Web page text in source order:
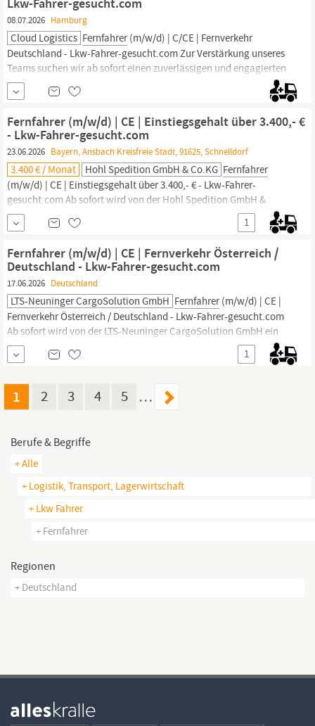
08.07.2026 Hamburg
Cloud Logistics Fernfahrer(m/w/d) | C/CE | Fernverkehr
Deutschland - Lkw-Fahrer-gesucht.com Zur Verstärkung unseres
Teams suchen wir ab sofort einen zuverlässigen und engagierten
Berufskraftfahrer (m/w/d) im Fernverkehr ab Hamburg. In einer
Minute bewerben --> https:/lkw-fahrer-gesucht.comalleskralle/
Cloud Logistics Ab sofort oder schnellstmöglich gesucht:
Fernfahrer(m/w/d) Zur
Fernfahrer (m/w/d) | CE | Einstiegsgehalt über 3.400,- €
- Lkw-Fahrer-gesucht.com
23.06.2026 Bayern, Ansbach Kreisfreie Stadt, 91625, Schnelldorf
3.400 € / Monat Hohl Spedition GmbH & Co.KG Fernfahrer
(m/w/d) | CE | Einstiegsgehalt über 3.400,- € - Lkw-Fahrer-
gesucht.com Ab sofort wird von der Hohl Spedition GmbH &
Co.KG ein
Fernfahrer
(m/w/d) aus 91625 Schnelldorf und
Umgebung gesucht. In einer Minute bewerben --> https:/lkw-
fahrer-gesucht.comalleskralle/ Hohl Spedition GmbH & Co.KG
WANTED - WIR SUCHEN DICH!
1
Fernfahrer (m/w/d) | CE | Fernverkehr Österreich /
Deutschland - Lkw-Fahrer-gesucht.com
17.06.2026 Deutschland
LTS-Neuninger CargoSolution GmbH Fernfahrer(m/w/d) | CE |
Fernverkehr Österreich / Deutschland - Lkw-Fahrer-gesucht.com
Ab sofort wird von der LTS-Neuninger CargoSolution GmbH ein
Fernfahrer
(m/w/d) aus Sachsen gesucht. In einer Minute
bewerben --> https:/lkw-fahrer-gesucht.comalleskralle/ LTS-
wurde im Jahr...
1
1 2 3 4 5 …
Berufe & Begriffe
+ Alle
+ Logistik, Transport, Lagerwirtschaft
+ Lkw Fahrer
+ Fernfahrer
Regionen
+ Deutschland